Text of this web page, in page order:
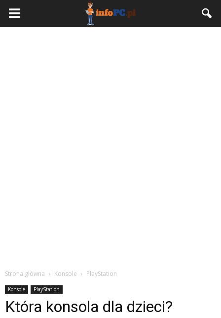
Strona główna Konsole PlayStation
Konsole PlayStation
Która konsola dla dzieci?